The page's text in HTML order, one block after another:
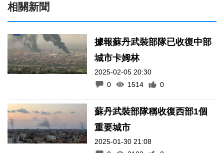
相關新聞
據報蘇丹武裝部隊已收復中部
城市卡姆林
2025-02-05 20:30
0
1514 0
蘇丹武裝部隊稱收復西部1個
重要城市
2025-01-30 21:08